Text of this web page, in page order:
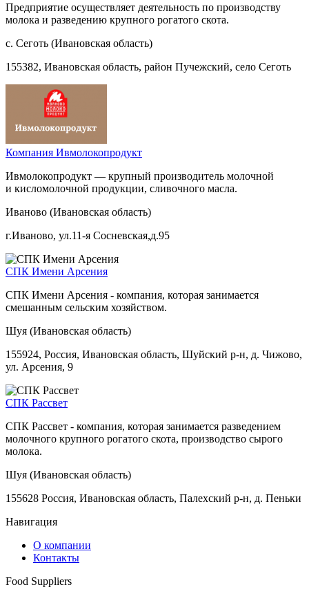
Предприятие осуществляет деятельность по производству
молока и разведению крупного рогатого скота.
с. Сеготь (Ивановская область)
155382, Ивановская область, район Пучежский, село Сеготь
Компания Ивмолокопродукт
Ивмолокопродукт — крупный производитель молочной
и кисломолочной продукции, сливочного масла.
Иваново (Ивановская область)
г.Иваново, ул.11-я Сосневская,д.95
СПК Имени Арсения
СПК Имени Арсения - компания, которая занимается
смешанным сельским хозяйством.
Шуя (Ивановская область)
155924, Россия, Ивановская область, Шуйский р-н, д. Чижово,
ул. Арсения, 9
СПК Рассвет
СПК Рассвет - компания, которая занимается разведением
молочного крупного рогатого скота, производство сырого
молока.
Шуя (Ивановская область)
155628 Россия, Ивановская область, Палехский р-н, д. Пеньки
Навигация
О компании
Контакты
Food Suppliers